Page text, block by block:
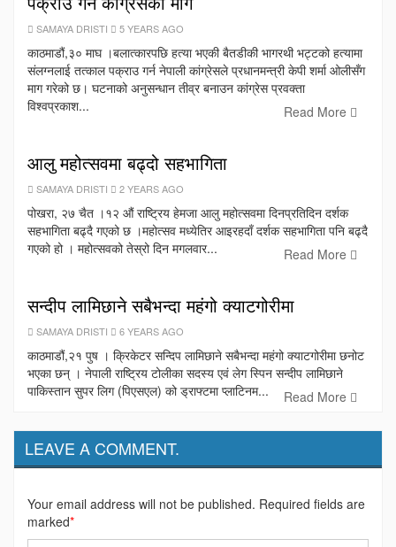
SAMAYA DRISTI 5 YEARS AGO
काठमाडौं,३० माघ ।बलात्कारपछि हत्या भएकी बैतडीकी भागरथी भट्टको हत्यामा
संलग्नलाई तत्काल पक्राउ गर्न नेपाली कांग्रेसले प्रधानमन्त्री केपी शर्मा ओलीसँग
माग गरेको छ। घटनाको अनुसन्धान तीव्र बनाउन कांग्रेस प्रवक्ता
विश्वप्रकाश...
Read More
आलु महोत्सवमा बढ्दो सहभागिता
SAMAYA DRISTI 2 YEARS AGO
पोखरा, २७ चैत ।१२ औं राष्ट्रिय हेमजा आलु महोत्सवमा दिनप्रतिदिन दर्शक
सहभागिता बढ्दै गएको छ ।महोत्सव मध्येतिर आइरहदाँ दर्शक सहभागिता पनि बढ्दै
गएको हो । महोत्सवको तेस्रो दिन मगलवार...
Read More
सन्दीप लामिछाने सबैभन्दा महंगो क्याटगोरीमा
SAMAYA DRISTI 6 YEARS AGO
काठमाडौं,२१ पुष । क्रिकेटर सन्दिप लामिछाने सबैभन्दा महंगो क्याटगोरीमा छनोट
भएका छन् । नेपाली राष्ट्रिय टोलीका सदस्य एवं लेग स्पिन सन्दीप लामिछाने
पाकिस्तान सुपर लिग (पिएसएल) को ड्राफ्टमा प्लाटिनम...
Read More
LEAVE A COMMENT.
Your email address will not be published. Required fields are
marked*